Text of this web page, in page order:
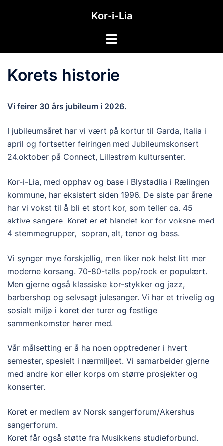
Kor-i-Lia
Toggle
Korets historie
Vi feirer 30 års jubileum i 2026.
I jubileumsåret har vi vært på kortur til Garda, Italia i
april og fortsetter feiringen med Jubileumskonsert
24.oktober på Connect, Lillestrøm kultursenter.
Kor-i-Lia, med opphav og base i Blystadlia i Rælingen
kommune, har eksistert siden 1996. De siste par årene
har vi vokst til å bli et stort kor, som teller ca. 45
aktive sangere. Koret er et blandet kor for voksne med
4 stemmegrupper, sopran, alt, tenor og bass.
Vi synger mye forskjellig, men liker nok helst litt mer
moderne korsang. 70-80-talls pop/rock er populært.
Men gjerne også klassiske kor-stykker og jazz,
barbershop og selvsagt julesanger. Vi har et trivelig og
sosialt miljø i koret der turer og festlige
sammenkomster hører med.
Vår målsetting er å ha noen opptredener i hvert
semester, spesielt i nærmiljøet. Vi samarbeider gjerne
med andre kor eller korps om større prosjekter og
konserter.
Koret er medlem av Norsk sangerforum/Akershus
sangerforum.
Koret får også støtte fra Musikkens studieforbund.